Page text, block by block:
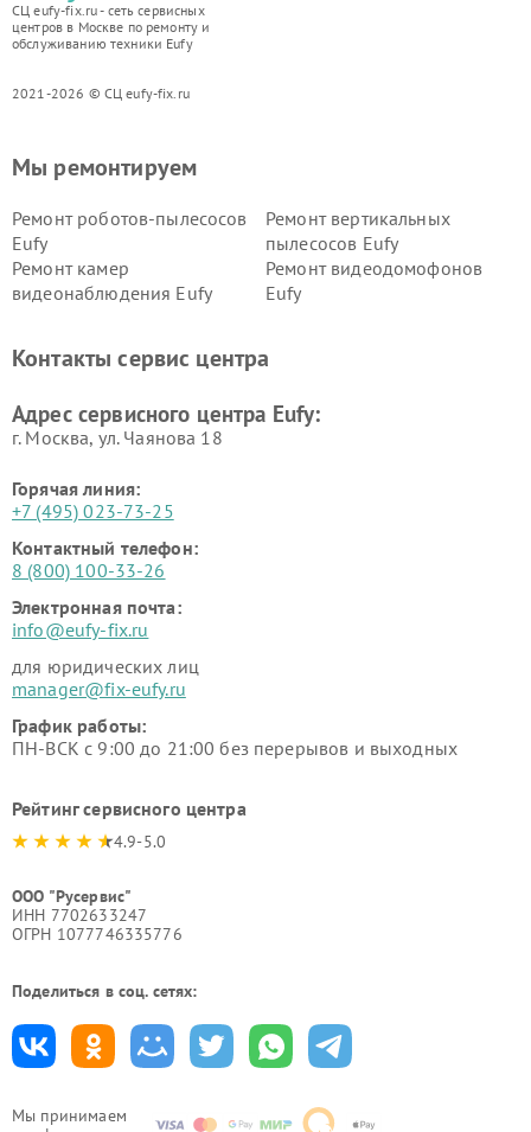
СЦ eufy-fix.ru - сеть сервисных
центров в Москве по ремонту и
обслуживанию техники Eufy
2021-2026 © СЦ eufy-fix.ru
Мы принимаем
Мы ремонтируем
Ремонт роботов-пылесосов
Eufy
Ремонт вертикальных
пылесосов Eufy
Ремонт камер
видеонаблюдения Eufy
Ремонт видеодомофонов
Eufy
Контакты сервис центра
Адрес сервисного центра Eufy:
г. Москва, ул. Чаянова 18
Горячая линия:
+7 (495) 023-73-25
Контактный телефон:
8 (800) 100-33-26
Электронная почта:
info@eufy-fix.ru
для юридических лиц
manager@fix-eufy.ru
График работы:
ПН-ВСК с 9:00 до 21:00 без перерывов и выходных
Рейтинг сервисного центра
4.9-5.0
ООО "Русервис"
ИНН 7702633247
ОГРН 1077746335776
Поделиться в соц. сетях: